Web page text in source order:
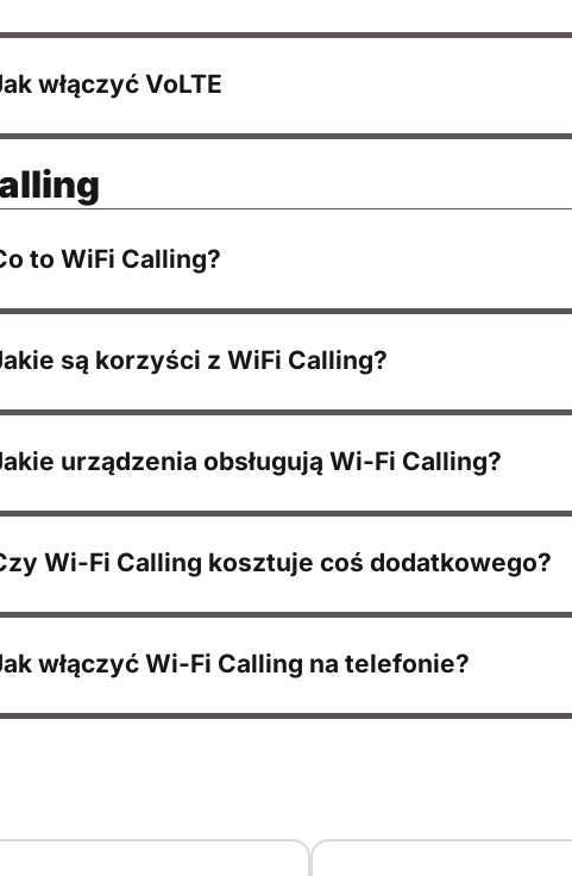
włączyć VoLTE
to WiFi Calling?
są korzyści z WiFi Calling?
urządzenia obsługują Wi-Fi Calling?
Wi-Fi Calling kosztuje coś dodatkowego?
włączyć Wi-Fi Calling na telefonie?